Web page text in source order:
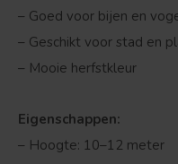
– Goed voor bijen en
– Geschikt voor stad en
– Mooie herfstkleur
Eigenschappen:
– Hoogte: 10–12 meter